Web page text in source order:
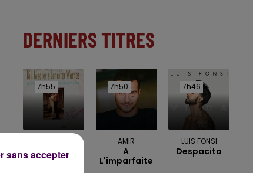
DERNIERS TITRES
7h55
7h55
JENNIFER
WARNES
7h50
7h50
AMIR
A
L'imparfaite
7h46
7h46
LUIS FONSI
Despacito
sans accepter